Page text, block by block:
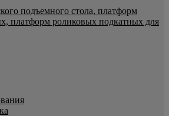
подъемного стола, платформ
платформ роликовых подкатных для